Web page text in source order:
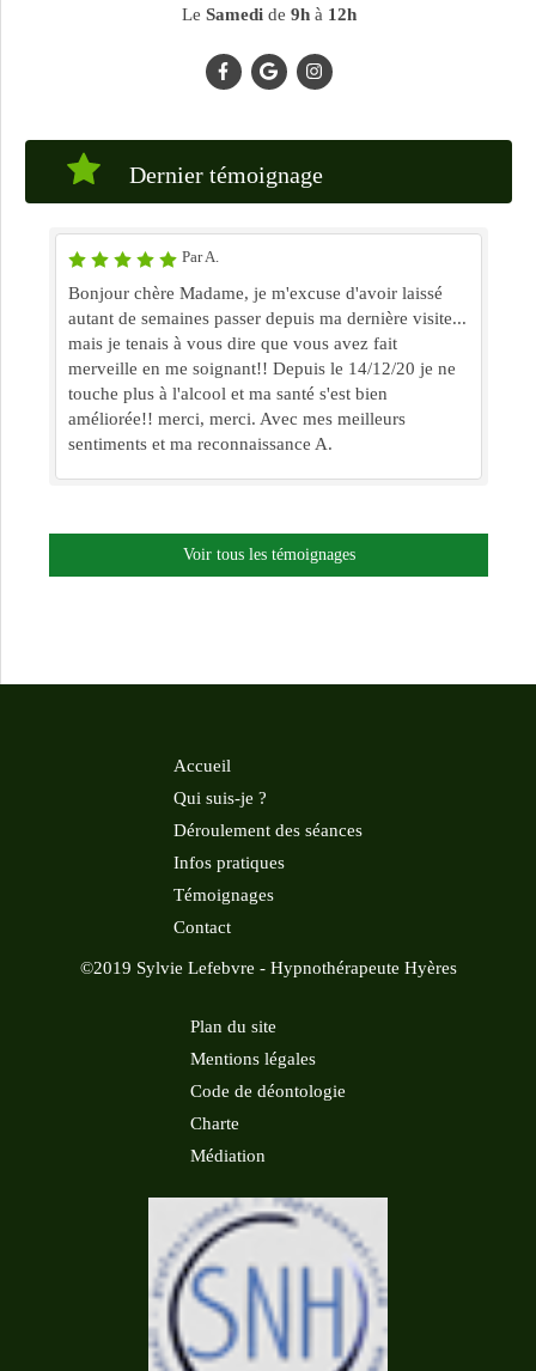
Le Samedide 9hà 12h
Dernier témoignage
Par A.
Bonjour chère Madame, je m'excuse d'avoir laissé
autant de semaines passer depuis ma dernière visite...
mais je tenais à vous dire que vous avez fait
merveille en me soignant!! Depuis le 14/12/20 je ne
touche plus à l'alcool et ma santé s'est bien
améliorée!! merci, merci. Avec mes meilleurs
sentiments et ma reconnaissance A.
Voir tous les témoignages
Accueil
Qui suis-je ?
Déroulement des séances
Infos pratiques
Témoignages
Contact
©2019 Sylvie Lefebvre - Hypnothérapeute Hyères
Plan du site
Mentions légales
Code de déontologie
Charte
Médiation